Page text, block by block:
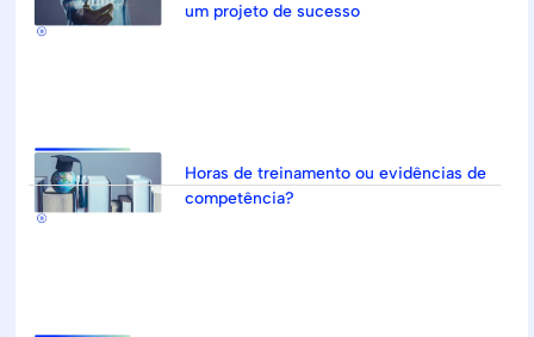
um projeto de sucesso
Horas de treinamento ou evidências de
competência?